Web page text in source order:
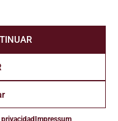
Impressum
los derechos reservados.
Política de Protección de
• Contacto